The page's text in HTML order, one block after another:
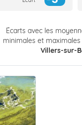
Écarts avec les
minimales et
Villers-sur-